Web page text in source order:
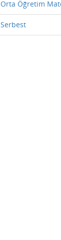
Orta Öğretim
Serbest